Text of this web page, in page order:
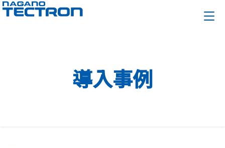
導入事例